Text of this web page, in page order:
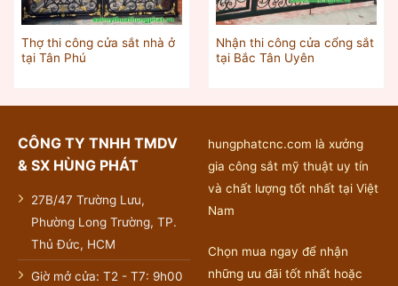
Thợ thi công cửa sắt nhà ở
tại Tân Phú
Nhận thi công cửa cổng sắt
tại Bắc Tân Uyên
CÔNG TY TNHH TMDV
& SX HÙNG PHÁT
27B/47 Trường Lưu,
Phường Long Trường, TP.
Thủ Đức, HCM
Giờ mở cửa: T2 - T7: 9h00
hungphatcnc.com là xưởng
gia công sắt mỹ thuật uy tín
và chất lượng tốt nhất tại Việt
Nam
Chọn mua ngay để nhận
những ưu đãi tốt nhất hoặc